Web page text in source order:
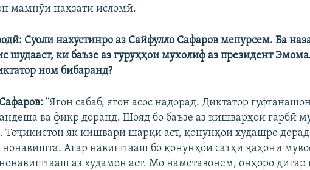
мамнӯи наҳзати исломӣ.
Суоли нахустинро аз Сайфулло Сафаров мепурсем. Ба
шудааст, ки баъзе аз гуруҳҳои мухолиф аз президент
ном бибаранд?
“Ягон сабаб, ягон асос надорад. Диктатор
ва фикр доранд. Шояд бо баъзе аз кишварҳои ғарбӣ
Тоҷикистон як кишвари шарқӣ аст, қонунҳои худашро
Агар навиштааш бо қонунҳои сатҳи ҷаҳонӣ
аз худамон аст. Мо наметавонем, онҳоро дигар